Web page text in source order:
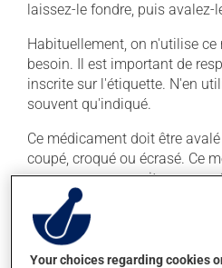
laissez-le fondre, puis avalez-
Habituellement, on n'utilise
besoin. Il est important de
inscrite sur l'étiquette. N'en
souvent qu'indiqué.
Ce médicament doit être
coupé, croqué ou écrasé. Ce
avec ou sans nourriture, sans
collations.
Effets indésirables
Your choices regarding cookies